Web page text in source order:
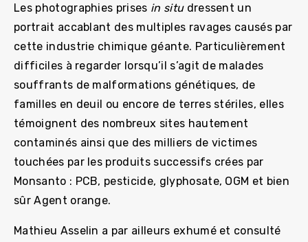
Les photographies prises in situdressent un
portrait accablant des multiples ravages causés par
cette industrie chimique géante. Particulièrement
difficiles à regarder lorsqu’il s’agit de malades
souffrants de malformations génétiques, de
familles en deuil ou encore de terres stériles, elles
témoignent des nombreux sites hautement
contaminés ainsi que des milliers de victimes
touchées par les produits successifs crées par
Monsanto : PCB, pesticide, glyphosate, OGM et bien
sûr Agent orange.
Mathieu Asselin a par ailleurs exhumé et consulté